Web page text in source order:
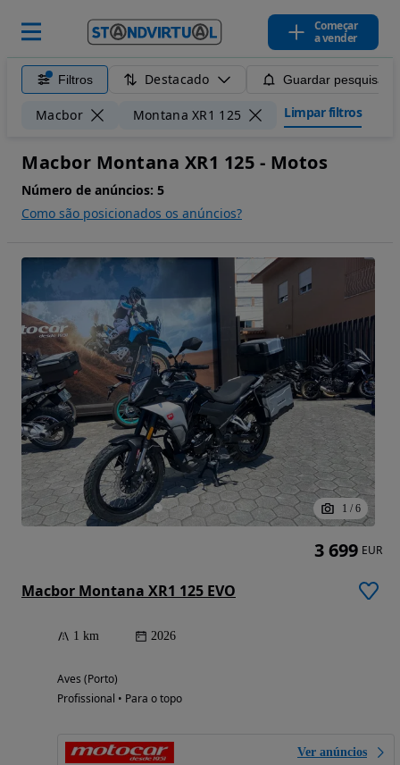
Começar
a vender
Filtros Destacado Guardar pesquisa
Macbor Montana XR1 125 Limpar filtros
Macbor Montana XR1 125 - Motos
Número de anúncios: 5
Como são posicionados os anúncios?
1 / 6
Macbor Montana XR1 125 EVO
1 km 2026
Aves (Porto)
Profissional • Para o topo
Ver anúncios
3 699 EUR